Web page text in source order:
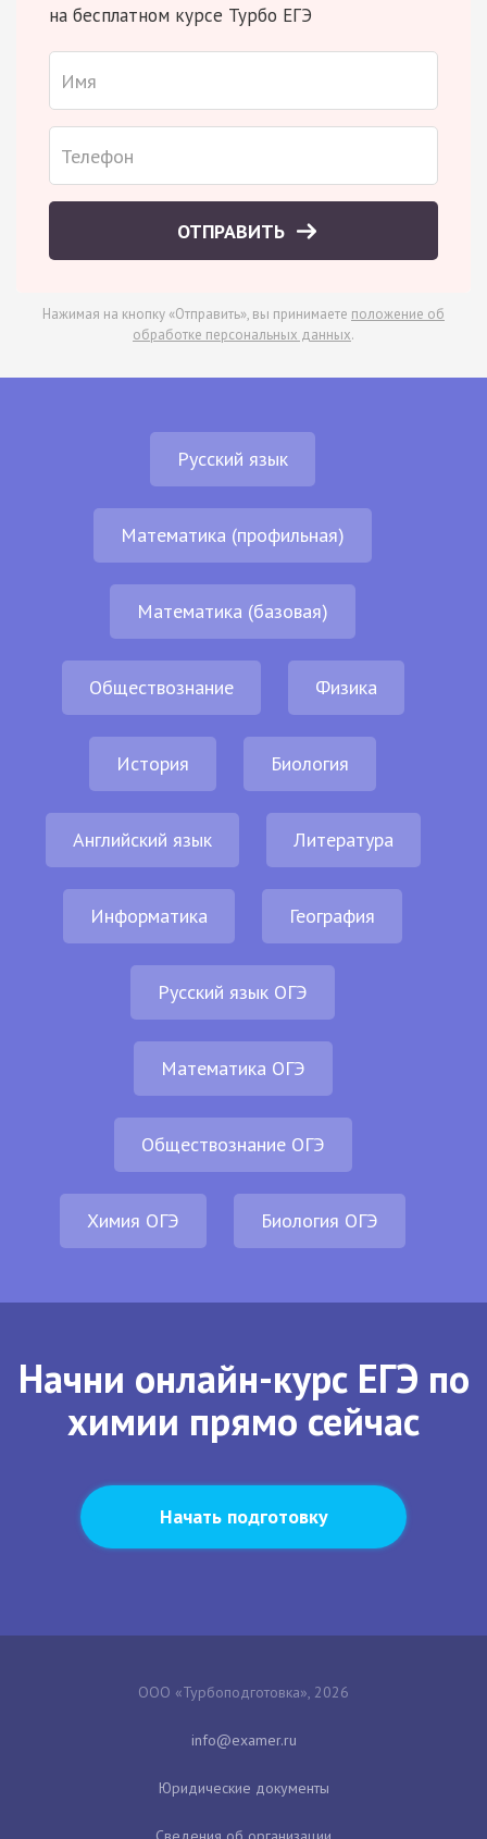
на бесплатном курсе Турбо ЕГЭ
ОТПРАВИТЬ
Нажимая на кнопку «Отправить», вы принимаете положение об
обработке персональных данных.
Русский язык
Математика (профильная)
Математика (базовая)
Обществознание Физика
История Биология
Английский язык Литература
Информатика География
Русский язык ОГЭ
Математика ОГЭ
Обществознание ОГЭ
Химия ОГЭ Биология ОГЭ
Начни онлайн-курс ЕГЭ по
химии прямо сейчас
Начать подготовку
ООО «Турбоподготовка», 2026
Юридические документы